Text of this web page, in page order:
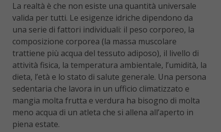
La realtà è che non esiste una quantità universale
valida per tutti. Le esigenze idriche dipendono da
una serie di fattori individuali: il peso corporeo, la
composizione corporea (la massa muscolare
trattiene più acqua del tessuto adiposo), il livello di
attività fisica, la temperatura ambientale, l’umidità, la
dieta, l’età e lo stato di salute generale. Una persona
sedentaria che lavora in un ufficio climatizzato e
mangia molta frutta e verdura ha bisogno di molta
meno acqua di un atleta che si allena all’aperto in
piena estate.